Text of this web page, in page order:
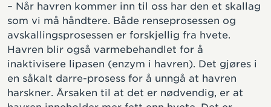
– Når havren kommer inn til oss har den et skallag
som vi må håndtere. Både renseprosessen og
avskallingsprosessen er forskjellig fra hvete.
Havren blir også varmebehandlet for å
inaktivisere lipasen (enzym i havren). Det gjøres i
en såkalt darre-prosess for å unngå at havren
harskner. Årsaken til at det er nødvendig, er at